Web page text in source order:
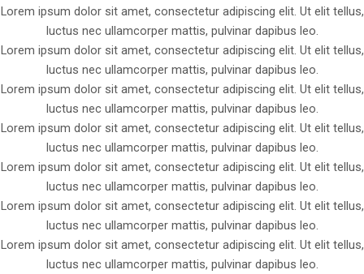
Lorem ipsum dolor sit amet, consectetur adipiscing elit. Ut elit tellus,
luctus nec ullamcorper mattis, pulvinar dapibus leo.
Lorem ipsum dolor sit amet, consectetur adipiscing elit. Ut elit tellus,
luctus nec ullamcorper mattis, pulvinar dapibus leo.
Lorem ipsum dolor sit amet, consectetur adipiscing elit. Ut elit tellus,
luctus nec ullamcorper mattis, pulvinar dapibus leo.
Lorem ipsum dolor sit amet, consectetur adipiscing elit. Ut elit tellus,
luctus nec ullamcorper mattis, pulvinar dapibus leo.
Lorem ipsum dolor sit amet, consectetur adipiscing elit. Ut elit tellus,
luctus nec ullamcorper mattis, pulvinar dapibus leo.
Lorem ipsum dolor sit amet, consectetur adipiscing elit. Ut elit tellus,
luctus nec ullamcorper mattis, pulvinar dapibus leo.
Lorem ipsum dolor sit amet, consectetur adipiscing elit. Ut elit tellus,
luctus nec ullamcorper mattis, pulvinar dapibus leo.